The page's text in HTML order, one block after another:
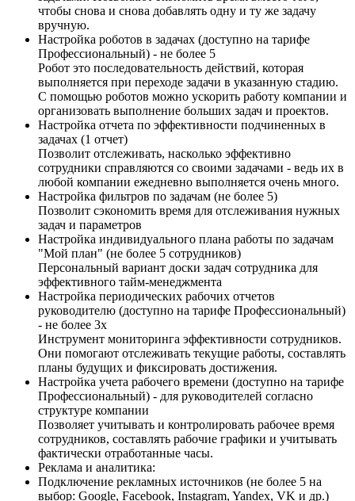
чтобы снова и снова добавлять одну и ту же задачу
вручную.
Настройка роботов в задачах (доступно на тарифе
Профессиональный) - не более 5
Робот это последовательность действий, которая
выполняется при переходе задачи в указанную стадию.
С помощью роботов можно ускорить работу компании и
организовать выполнение больших задач и проектов.
Настройка отчета по эффективности подчиненных в
задачах (1 отчет)
Позволит отслеживать, насколько эффективно
сотрудники справляются со своими задачами - ведь их в
любой компании ежедневно выполняется очень много.
Настройка фильтров по задачам (не более 5)
Позволит сэкономить время для отслеживания нужных
задач и параметров
Настройка индивидуального плана работы по задачам
"Мой план" (не более 5 сотрудников)
Персональный вариант доски задач сотрудника для
эффективного тайм-менеджмента
Настройка периодических рабочих отчетов
руководителю (доступно на тарифе Профессиональный)
- не более 3х
Инструмент мониторинга эффективности сотрудников.
Они помогают отслеживать текущие работы, составлять
планы будущих и фиксировать достижения.
Настройка учета рабочего времени (доступно на тарифе
Профессиональный) - для руководителей согласно
структуре компании
Позволяет учитывать и контролировать рабочее время
сотрудников, составлять рабочие графики и учитывать
фактически отработанные часы.
Реклама и аналитика:
Подключение рекламных источников (не более 5 на
выбор: Google, Facebook, Instagram, Yandex, VK и др.)